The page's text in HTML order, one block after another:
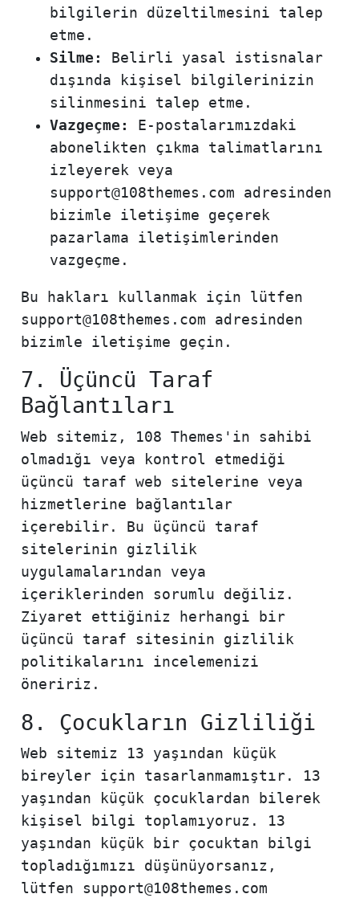
bilgilerin düzeltilmesini talep
etme.
Silme:
Belirli yasal istisnalar
dışında kişisel bilgilerinizin
silinmesini talep etme.
Vazgeçme:
E-postalarımızdaki
abonelikten çıkma talimatlarını
izleyerek veya
support@108themes.com adresinden
bizimle iletişime geçerek
pazarlama iletişimlerinden
vazgeçme.
Bu hakları kullanmak için lütfen
support@108themes.com adresinden
bizimle iletişime geçin.
7. Üçüncü Taraf
Bağlantıları
Web sitemiz, 108 Themes'in sahibi
olmadığı veya kontrol etmediği
üçüncü taraf web sitelerine veya
hizmetlerine bağlantılar
içerebilir. Bu üçüncü taraf
sitelerinin gizlilik
uygulamalarından veya
içeriklerinden sorumlu değiliz.
Ziyaret ettiğiniz herhangi bir
üçüncü taraf sitesinin gizlilik
politikalarını incelemenizi
öneririz.
8. Çocukların Gizliliği
Web sitemiz 13 yaşından küçük
bireyler için tasarlanmamıştır. 13
yaşından küçük çocuklardan bilerek
kişisel bilgi toplamıyoruz. 13
yaşından küçük bir çocuktan bilgi
topladığımızı düşünüyorsanız,
lütfen support@108themes.com